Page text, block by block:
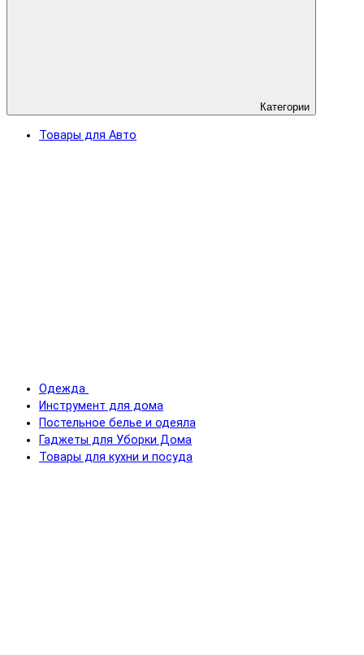
Категории
Товары для Авто
Одежда
Инструмент для дома
Постельное белье и одеяла
Гаджеты для Уборки Дома
Товары для кухни и посуда